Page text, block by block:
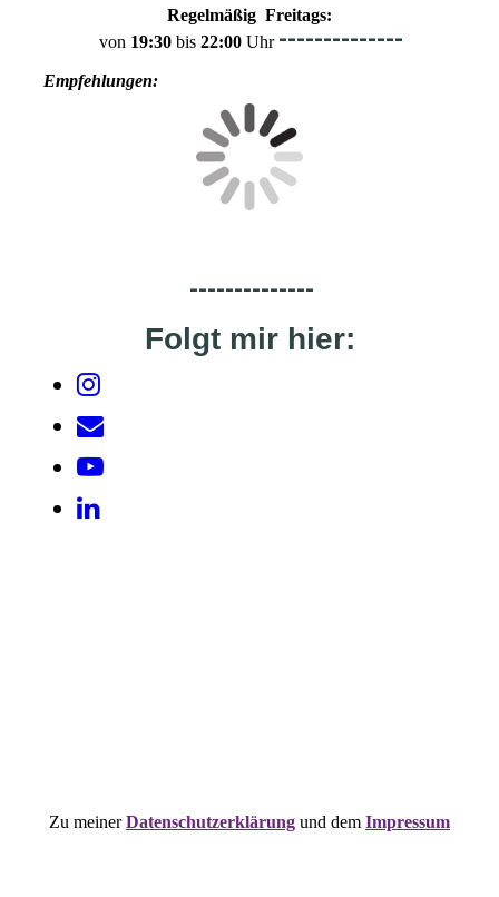
Regelmäßig Freitags:
von 19:30 bis 22:00 Uhr --------------
Empfehlungen:
--------------
Folgt mir hier:
Zu meinerDatenschutzerklärung und dem Impressum